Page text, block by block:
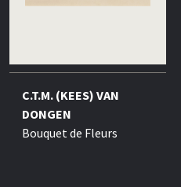
C.T.M. (KEES) VAN
DONGEN
Bouquet de Fleurs